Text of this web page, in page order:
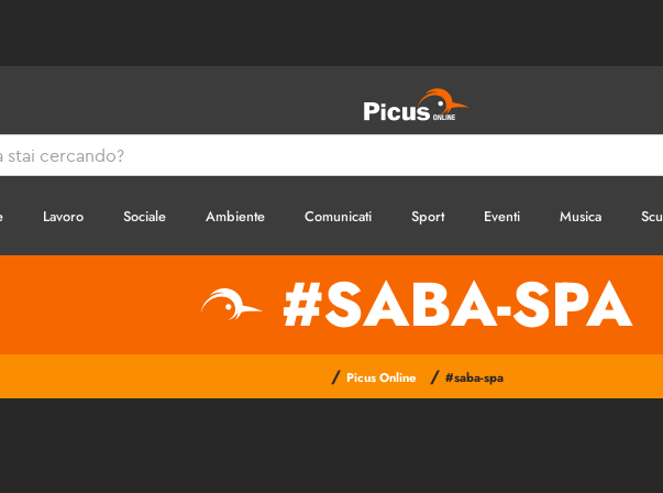
Lavoro Sociale Ambiente Comunicati Sport Eventi Musica
#SABA-SPA
/ Picus Online / #saba-spa